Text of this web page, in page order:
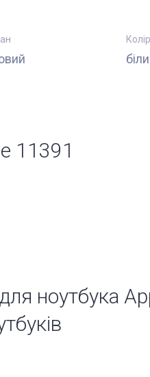
Колір
11391
ноутбука